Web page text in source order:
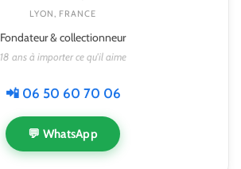
LYON, FRANCE
Fondateur & collectionneur
18 ans à importer ce qu'il aime
📲 06 50 60 70 06
💬 WhatsApp